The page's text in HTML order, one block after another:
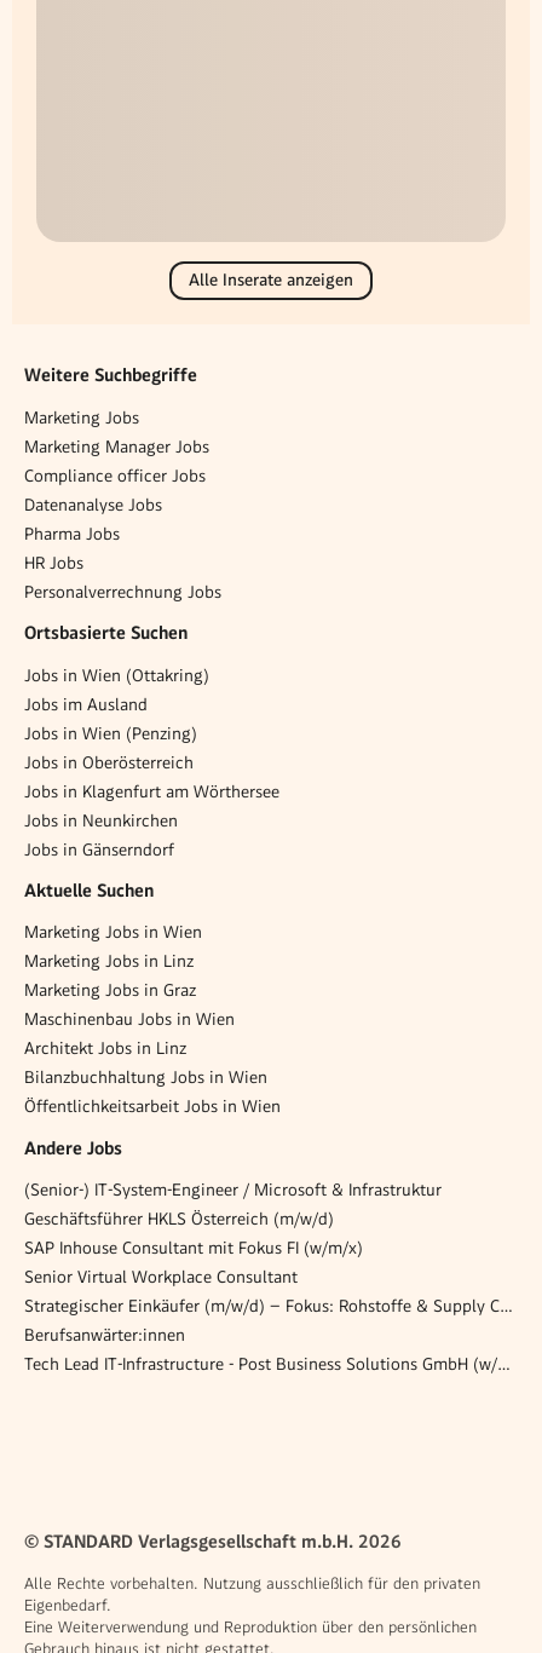
Alle Inserate anzeigen
Weitere Suchbegriffe
Marketing Jobs
Marketing Manager Jobs
Compliance officer Jobs
Datenanalyse Jobs
Pharma Jobs
HR Jobs
Personalverrechnung Jobs
Ortsbasierte Suchen
Jobs in Wien (Ottakring)
Jobs im Ausland
Jobs in Wien (Penzing)
Jobs in Oberösterreich
Jobs in Klagenfurt am Wörthersee
Jobs in Neunkirchen
Jobs in Gänserndorf
Aktuelle Suchen
Marketing Jobs in Wien
Marketing Jobs in Linz
Marketing Jobs in Graz
Maschinenbau Jobs in Wien
Architekt Jobs in Linz
Bilanzbuchhaltung Jobs in Wien
Öffentlichkeitsarbeit Jobs in Wien
Andere Jobs
(Senior-) IT-System-Engineer / Microsoft & Infrastruktur
Geschäftsführer HKLS Österreich (m/w/d)
SAP Inhouse Consultant mit Fokus FI (w/m/x)
Senior Virtual Workplace Consultant
Strategischer Einkäufer (m/w/d) – Fokus: Rohstoffe & Supply Chain
Berufsanwärter:innen
Tech Lead IT-Infrastructure - Post Business Solutions GmbH (w/m/d)
© STANDARD Verlagsgesellschaft m.b.H. 2026
Alle Rechte vorbehalten. Nutzung ausschließlich für den privaten
Eigenbedarf.
Eine Weiterverwendung und Reproduktion über den persönlichen
Gebrauch hinaus ist nicht gestattet.